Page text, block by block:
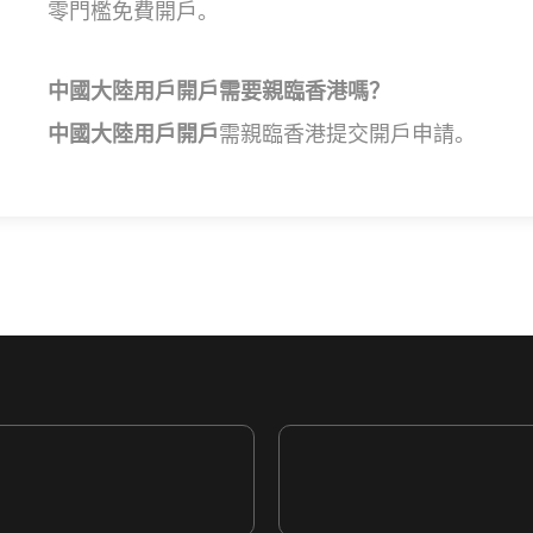
零門檻免費開戶。
中國 大陸用戶開戶需要親臨香港嗎？
中國 大陸用戶開戶需親臨香港提交 開戶申請。